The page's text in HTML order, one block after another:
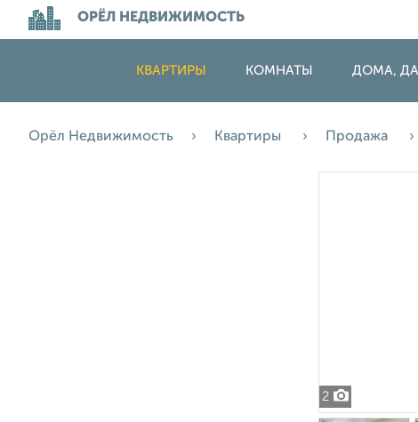
ОРЁЛ НЕДВИЖИМОСТЬ
КВАРТИРЫ КОМНАТЫ ДОМА,
Орёл Недвижимость Квартиры Продажа
2